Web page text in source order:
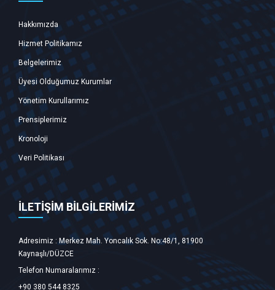
Hakkımızda
Hizmet Politikamız
Belgelerimiz
Üyesi Olduğumuz Kurumlar
Yönetim Kurullarımız
Prensiplerimiz
Kronoloji
Veri Politikası
İLETİŞİM BİLGİLERİMİZ
Adresimiz : Merkez Mah. Yoncalık Sok. No:48/1, 81900
Kaynaşlı/DÜZCE ‎
Telefon Numaralarımız :
+90 380 544 8325